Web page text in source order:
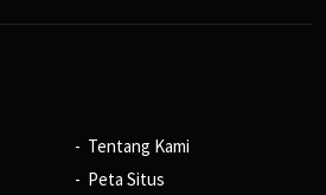
Tentang Kami
Peta Situs